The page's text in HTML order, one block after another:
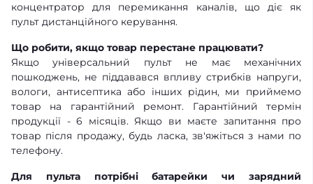
концентратор для перемикання каналів, що діє як
пульт дистанційного керування.
Що робити, якщо товар перестане працювати?
Якщо універсальний пульт не має механічних
пошкоджень, не піддавався впливу стрибків напруги,
вологи, антисептика або інших рідин, ми приймемо
товар на гарантійний ремонт. Гарантійний термін
продукції - 6 місяців. Якщо ви маєте запитання про
товар після продажу, будь ласка, зв'яжіться з нами по
телефону.
Для пульта потрібні батарейки чи зарядний